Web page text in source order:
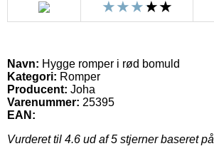
Navn: Hygge romper i rød bomuld
Kategori: Romper
Producent: Joha
Varenummer: 25395
EAN:
Vurderet til 4.6 ud af 5 stjerner baseret på